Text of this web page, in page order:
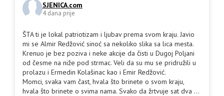
SJENICA.com
4 dana prije
ŠTA ti je lokal patriotizam i ljubav prema svom kraju. Javio
mi se Almir Redžović sinoć sa nekoliko slika sa lica mesta.
Krenuo je bez poziva i neke akcije da čisti u Dugoj Poljani
od česme na niže pod strmac. Veli da su mu se pridružili u
prolazu i Ermedin Kolašinac kao i Emir Redžović.
Momci, svaka vam čast, hvala što brinete o svom kraju,
hvala što brinete o svima nama. Svako da žrtvuje sat dva ...